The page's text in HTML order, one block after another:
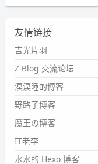
wdssmq
2024-09-11 08:45:43
#PubWord
然后天凉了，为了应
会略窄。。
wdssmq
2024-09-09 19:43:00
#PubWord
表，21 年 11 月底发
完，还是分两次看的
电影 —— 略长的待办
友情链接
吉光片羽
Z-Blog 交流论坛
漠漠睡的博客
野路子博客
魔王の博客
IT老李
水水的 Hexo 博客